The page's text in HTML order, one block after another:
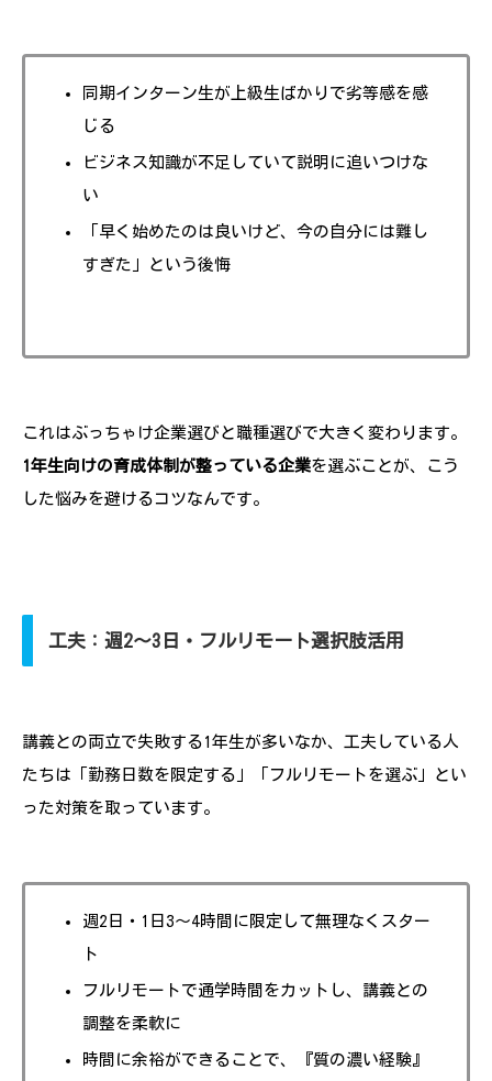
同期インターン生が上級生ばかりで劣等感を感
じる
ビジネス知識が不足していて説明に追いつけな
い
「早く始めたのは良いけど、今の自分には難し
すぎた」という後悔
これはぶっちゃけ企業選びと職種選びで大きく変わります。
1年生向けの育成体制が整っている企業を選ぶことが、こう
した悩みを避けるコツなんです。
工夫：週2〜3日・フルリモート選択肢活用
講義との両立で失敗する1年生が多いなか、工夫している人
たちは「勤務日数を限定する」「フルリモートを選ぶ」とい
った対策を取っています。
週2日・1日3〜4時間に限定して無理なくスター
ト
フルリモートで通学時間をカットし、講義との
調整を柔軟に
時間に余裕ができることで、『質の濃い経験』